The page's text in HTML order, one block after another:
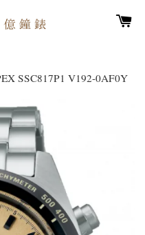
SSC817P1 V192-0AF0Y